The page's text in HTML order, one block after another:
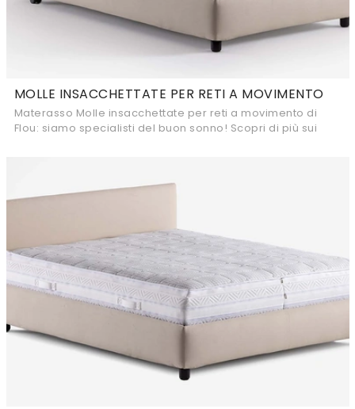
MOLLE INSACCHETTATE PER RETI A MOVIMENTO
Materasso Molle insacchettate per reti a movimento di
Flou: siamo specialisti del buon sonno! Scopri di più sui